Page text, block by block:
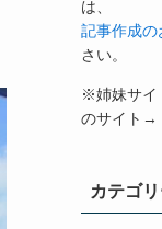
は、
記事作成の
さい。
※姉妹サイ
のサイト
カテゴ